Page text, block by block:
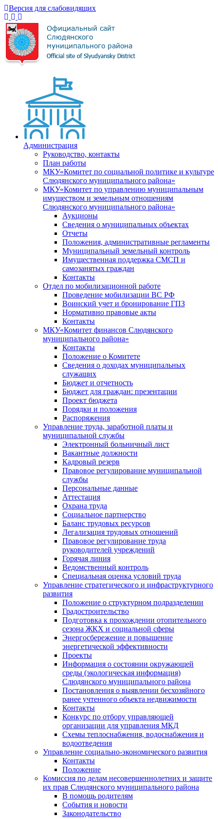
Версия для слабовидящих
Администрация
Руководство, контакты
План работы
МКУ«Комитет по социальной политике и культуре
Слюдянского муниципального района»
МКУ«Комитет по управлению муниципальным
имуществом и земельным отношениям
Слюдянского муниципального района»
Аукционы
Сведения о муниципальных объектах
Отчеты
Положения, административные регламенты
Муниципальный земельный контроль
Имущественная поддержка СМСП и
самозанятых граждан
Контакты
Отдел по мобилизационной работе
Проведение мобилизации ВС РФ
Воинский учет и бронирование ГПЗ
Нормативно правовые акты
Контакты
МКУ«Комитет финансов Слюдянского
муниципального района»
Контакты
Положение о Комитете
Сведения о доходах муниципальных
служащих
Бюджет и отчетность
Бюджет для граждан: презентации
Проект бюджета
Порядки и положения
Распоряжения
Управление труда, заработной платы и
муниципальной службы
Электронный больничный лист
Вакантные должности
Кадровый резерв
Правовое регулирование муниципальной
службы
Персональные данные
Аттестация
Охрана труда
Социальное партнерство
Баланс трудовых ресурсов
Легализация трудовых отношений
Правовое регулирование труда
руководителей учреждений
Горячая линия
Ведомственный контроль
Специальная оценка условий труда
Управление стратегического и инфраструктурного
развития
Положение о структурном подразделении
Градостроительство
Подготовка к прохождении отопительного
сезона ЖКХ и социальной сферы
Энергосбережение и повышение
энергетической эффективности
Проекты
Информация о состоянии окружающей
среды (экологическая информация)
Слюдянского муниципального района
Постановления о выявлении бесхозяйного
ранее учтенного объекта недвижимости
Контакты
Конкурс по отбору управляющей
организации для управления МКД
Схемы теплоснабжения, водоснабжения и
водоотведения
Управление социально-экономического развития
Контакты
Положение
Комиссия по делам несовершеннолетних и защите
их прав Слюдянского муниципального района
В помощь родителям
События и новости
Законодательство